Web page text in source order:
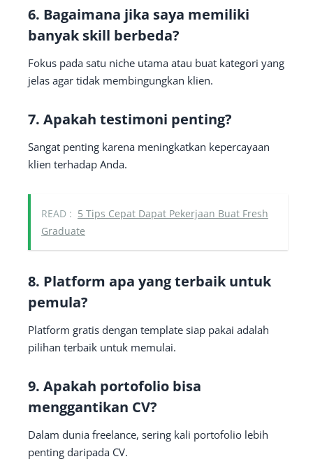
6. Bagaimana jika saya memiliki
banyak skill berbeda?
Fokus pada satu niche utama atau buat kategori yang
jelas agar tidak membingungkan klien.
7. Apakah testimoni penting?
Sangat penting karena meningkatkan kepercayaan
klien terhadap Anda.
READ : 5 Tips Cepat Dapat Pekerjaan Buat Fresh
Graduate
8. Platform apa yang terbaik untuk
pemula?
Platform gratis dengan template siap pakai adalah
pilihan terbaik untuk memulai.
9. Apakah portofolio bisa
menggantikan CV?
Dalam dunia freelance, sering kali portofolio lebih
penting daripada CV.